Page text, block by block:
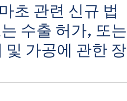
초 관련 신규 법
수출 허가, 또는
및 가공에 관한 장